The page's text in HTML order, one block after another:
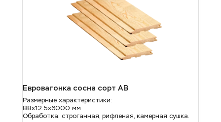
Евровагонка сосна сорт АВ
Размерные характеристики:
88х12.5х6000 мм
Обработка: строганная, рифленая, камерная сушка.